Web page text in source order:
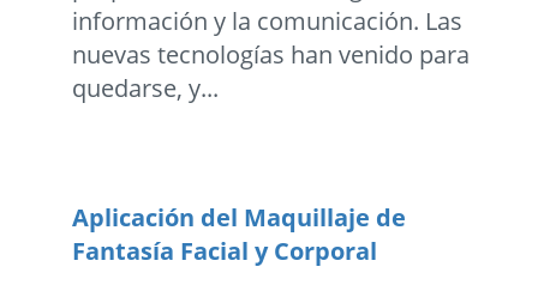
información y la comunicación. Las
nuevas tecnologías han venido para
quedarse, y...
Aplicación del Maquillaje de
Fantasía Facial y Corporal